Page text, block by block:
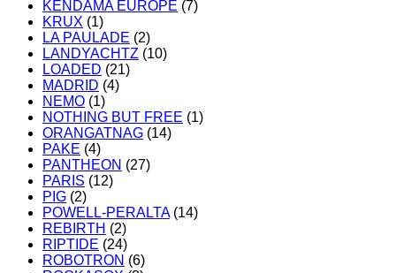
KENDAMA EUROPE (7)
KRUX (1)
LA PAULADE (2)
LANDYACHTZ (10)
LOADED (21)
MADRID (4)
NEMO (1)
NOTHING BUT FREE (1)
ORANGATNAG (14)
PAKE (4)
PANTHEON (27)
PARIS (12)
PIG (2)
POWELL-PERALTA (14)
REBIRTH (2)
RIPTIDE (24)
ROBOTRON (6)